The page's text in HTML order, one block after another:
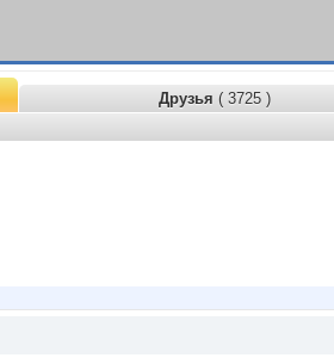
Друзья ( 3725 )